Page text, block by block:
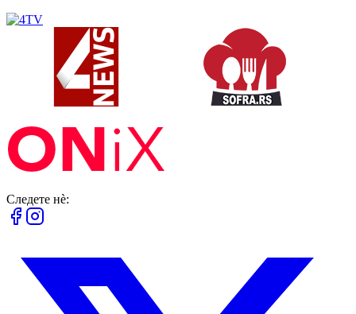
Следете нè: